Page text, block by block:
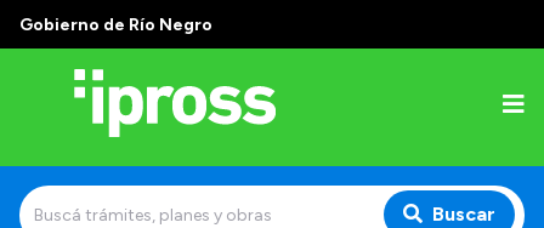
Gobierno de Río Negro
Buscar